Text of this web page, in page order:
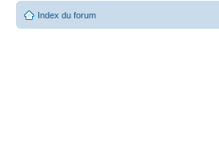
Index du forum